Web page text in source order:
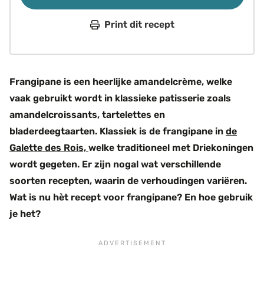
Print dit recept
Frangipane is een heerlijke amandelcrème, welke
vaak gebruikt wordt in klassieke patisserie zoals
amandelcroissants, tartelettes en
bladerdeegtaarten. Klassiek is de frangipane in de
Galette des Rois, welke traditioneel met Driekoningen
wordt gegeten. Er zijn nogal wat verschillende
soorten recepten, waarin de verhoudingen variëren.
Wat is nu hèt recept voor frangipane? En hoe gebruik
je het?